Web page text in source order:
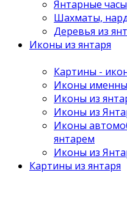
Янтарные часы
Шахматы,
Деревья из
Иконы из янтаря
Картины -
Иконы
Иконы из
Иконы из
Иконы
янтарем
Иконы из
Картины из янтаря